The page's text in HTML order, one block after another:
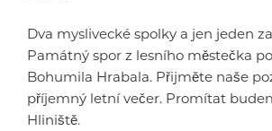
Dva myslivecké spolky a jen jeden
Památný spor z lesního městečka
Bohumila Hrabala. Přijměte naše
příjemný letní večer. Promítat
Hliniště.